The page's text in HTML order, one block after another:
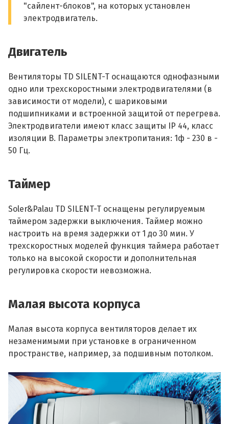
"сайлент-блоков", на которых установлен
электродвигатель.
Двигатель
Вентиляторы TD SILENT-T оснащаются однофазными
одно или трехскоростными электродвигателями (в
зависимости от модели), с шариковыми
подшипниками и встроенной защитой от перегрева.
Электродвигатели имеют класс защиты IP 44, класс
изоляции B. Параметры электропитания: 1ф - 230 в -
50 Гц.
Таймер
Soler&Palau TD SILENT-T оснащены регулируемым
таймером задержки выключения. Таймер можно
настроить на время задержки от 1 до 30 мин. У
трехскоростных моделей функция таймера работает
только на высокой скорости и дополнительная
регулировка скорости невозможна.
Малая высота корпуса
Малая высота корпуса вентиляторов делает их
незаменимыми при установке в ограниченном
пространстве, например, за подшивным потолком.